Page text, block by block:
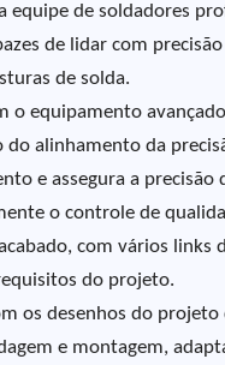
equipe de soldadores
de lidar com
de solda.
o equipamento
alinhamento da
e assegura a
o controle de
com vários links
do projeto.
os desenhos do
e montagem,